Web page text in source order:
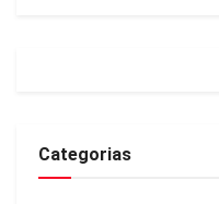
Categorias